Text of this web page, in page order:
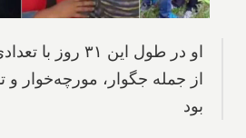
او در طول این ۳۱
از جمله جگوار، مورچه‌خوار
بود